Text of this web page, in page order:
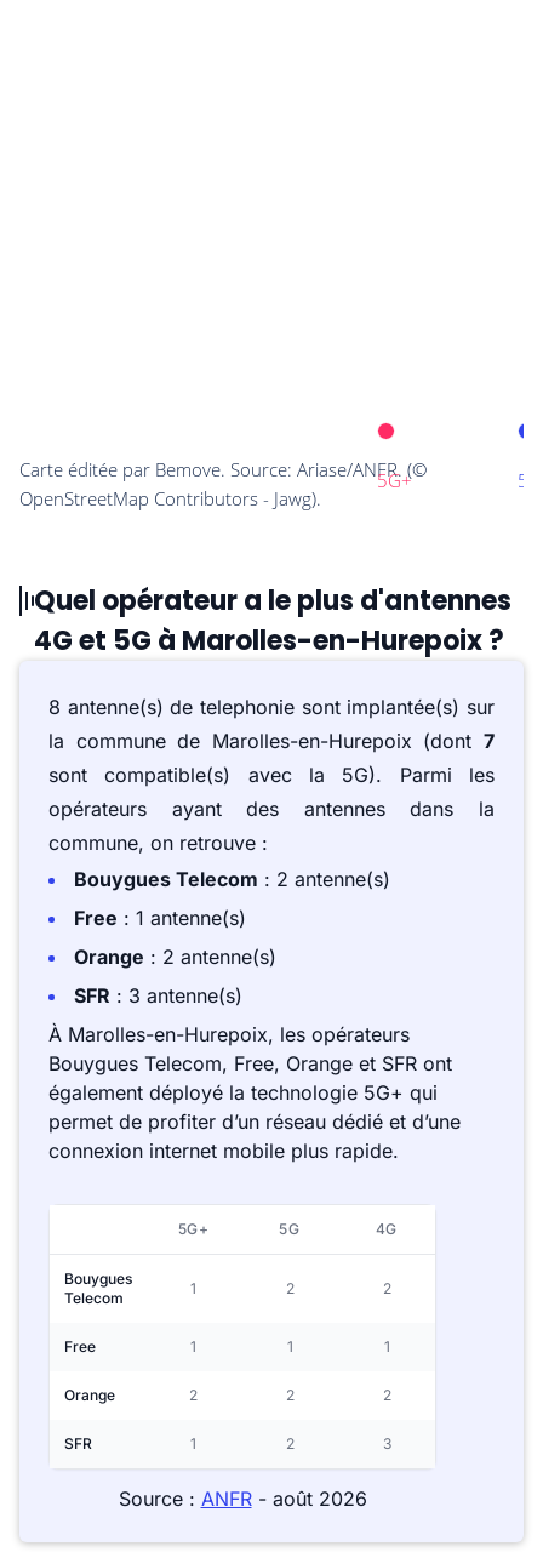
Quel opérateur a le plus d'antennes
4G et 5G à Marolles-en-Hurepoix ?
8 antenne(s) de telephonie sont implantée(s) sur
la commune de Marolles-en-Hurepoix (dont 7
sont compatible(s) avec la 5G). Parmi les
opérateurs ayant des antennes dans la
commune, on retrouve :
Bouygues Telecom : 2 antenne(s)
Free : 1 antenne(s)
Orange : 2 antenne(s)
SFR : 3 antenne(s)
À Marolles-en-Hurepoix, les opérateurs
Bouygues Telecom, Free, Orange et SFR ont
également déployé la technologie 5G+ qui
permet de profiter d’un réseau dédié et d’une
connexion internet mobile plus rapide.
5G+ 5G 4G
Bouygues
Telecom
1 2 2
Free 1 1 1
Orange 2 2 2
SFR 1 2 3
Source : ANFR- août 2026